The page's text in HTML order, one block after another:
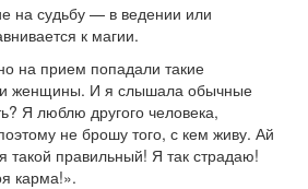
на судьбу — в ведении или
к магии.
на прием попадали такие
женщины. И я слышала обычные
Я люблю другого человека,
не брошу того, с кем живу. Ай
правильный! Я так страдаю!
карма!».